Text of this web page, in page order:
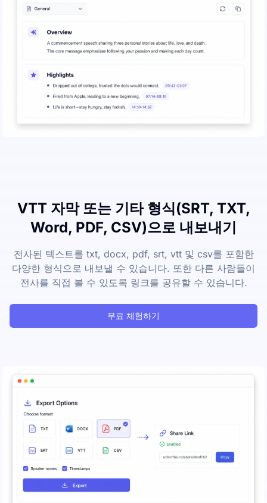
VTT 자막 또는 기타 형식(SRT, TXT,
Word, PDF, CSV)으로 내보내기
전사된 텍스트를 txt, docx, pdf, srt, vtt 및 csv를 포함한
다양한 형식으로 내보낼 수 있습니다. 또한 다른 사람들이
전사를 직접 볼 수 있도록 링크를 공유할 수 있습니다.
무료 체험하기